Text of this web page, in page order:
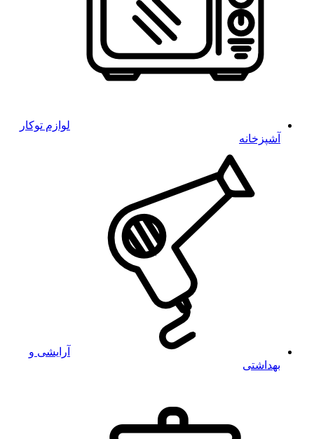
لوازم توکار
آشپزخانه
آرایشی و
بهداشتی